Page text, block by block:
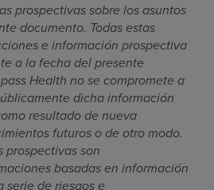
prospectivas sobre los asuntos
documento. Todas estas
e información prospectiva
a la fecha del presente
Health no se compromete a
dicha información
resultado de nueva
futuros o de otro modo.
prospectivas son
basadas en información
de riesgos e